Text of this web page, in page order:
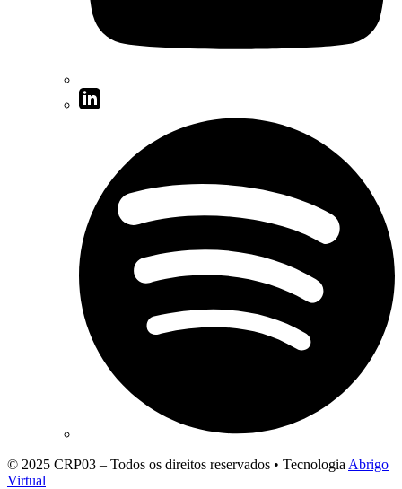
© 2025 CRP03 – Todos os direitos reservados • Tecnologia Abrigo
Virtual